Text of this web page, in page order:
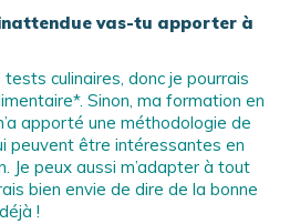
vas-tu apporter à
tests culinaires, donc je pourrais
Sinon, ma formation en
apporté une méthodologie de
peuvent être intéressantes en
Je peux aussi m’adapter à tout
bien envie de dire de la bonne
!